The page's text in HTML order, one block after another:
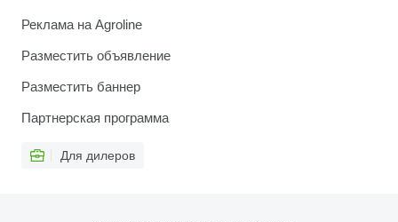
Реклама на Agroline
Разместить объявление
Разместить баннер
Партнерская программа
Для дилеров